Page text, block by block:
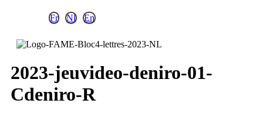
Fr Nl En
2023-jeuvideo-deniro-01-
Cdeniro-R